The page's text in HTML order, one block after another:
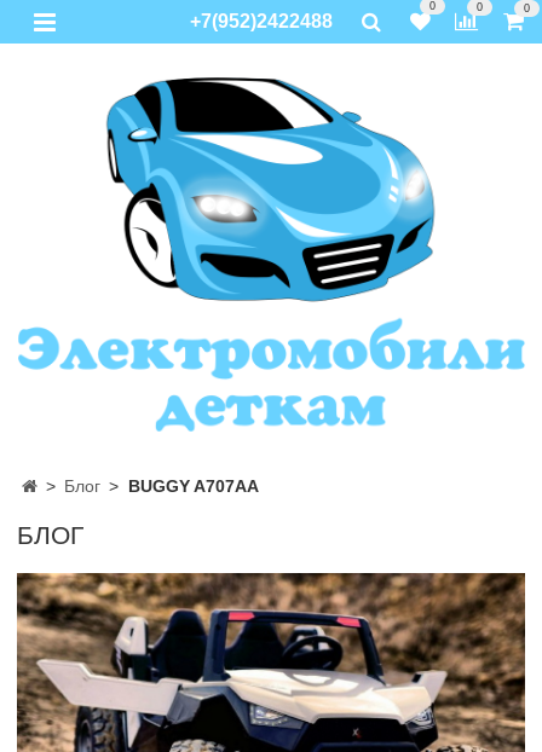
+7(952)2422488
0 0 0
Блог BUGGY A707AA
БЛОГ